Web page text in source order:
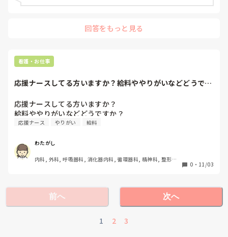
回答をもっと見る
看護・お仕事
応援ナースしてる方いますか？給料ややりがいなどどうです
応援ナースしてる方いますか？
給料ややりがいなどどうですか？
応援ナース やりがい 給料
わたがし
内科, 外科, 呼吸器科, 消化器内科, 循環器科, 精神科, 整形外
0 ・ 11/03
前へ
1 2 3
次へ